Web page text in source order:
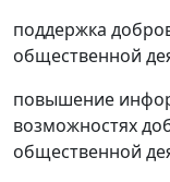
поддержка
общественной
повышение
возможностях
общественной